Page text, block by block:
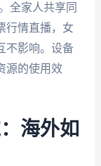
全家人共享同
行情直播，女
不影响。设备
源的使用效
海外如